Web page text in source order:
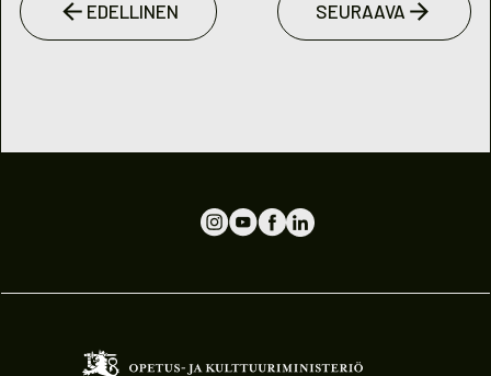
EDELLINEN SEURAAVA